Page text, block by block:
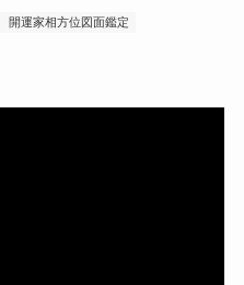
開運家相方位図面鑑定